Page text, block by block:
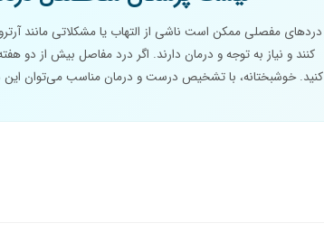
دردهای مفصلی ممکن است ناشی از التهاب یا مشکلاتی مانند
کنند و نیاز به توجه و درمان دارند. اگر درد مفاصل بیش از دو
کنید. خوشبختانه، با تشخیص درست و درمان مناسب می‌توان این